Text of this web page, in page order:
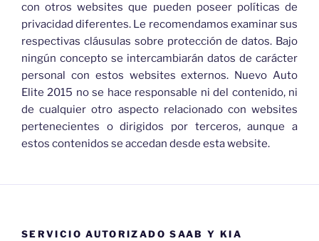
con otros websites que pueden poseer políticas de
privacidad diferentes. Le recomendamos examinar sus
respectivas cláusulas sobre protección de datos. Bajo
ningún concepto se intercambiarán datos de carácter
personal con estos websites externos. Nuevo Auto
Elite 2015 no se hace responsable ni del contenido, ni
de cualquier otro aspecto relacionado con websites
pertenecientes o dirigidos por terceros, aunque a
estos contenidos se accedan desde esta website.
SERVICIO AUTORIZADO SAAB Y KIA